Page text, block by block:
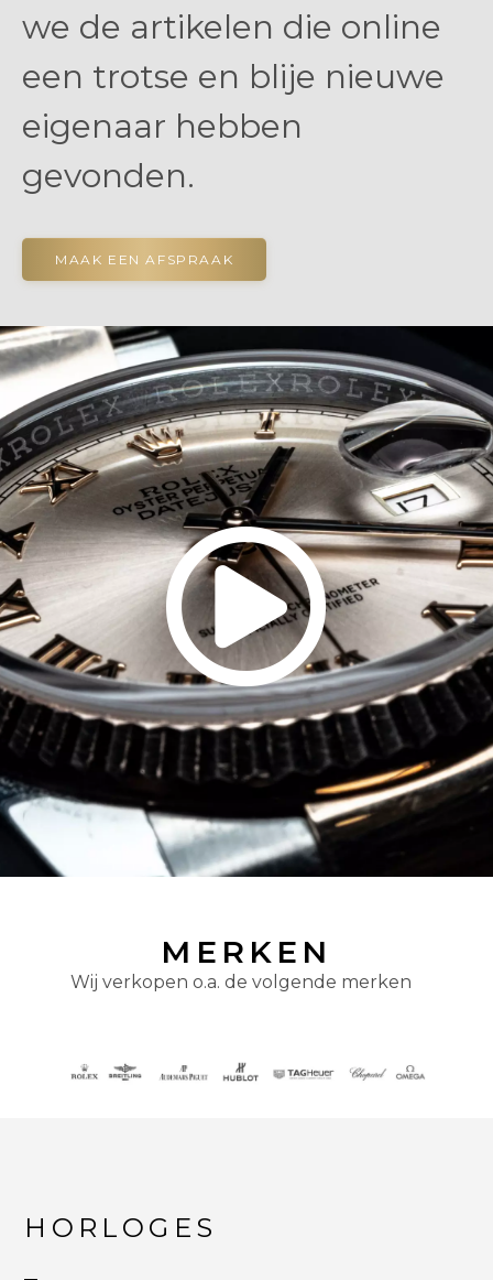
we de artikelen die online
een trotse en blije nieuwe
eigenaar hebben
gevonden.
MAAK EEN AFSPRAAK
MERKEN
Wij verkopen o.a. de volgende merken
HORLOGES